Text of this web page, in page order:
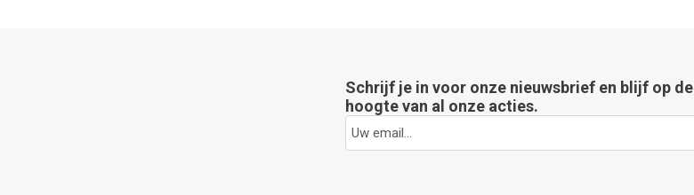
Schrijf je in voor onze nieuwsbrief en blijf op de
hoogte van al onze acties.